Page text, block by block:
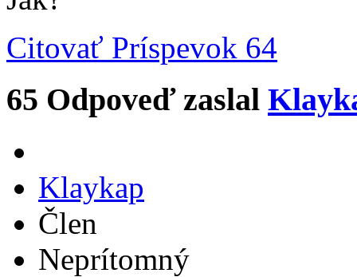
Citovať Príspevok 64
65 Odpoveď zaslal
Klaykap
Člen
Neprítomný